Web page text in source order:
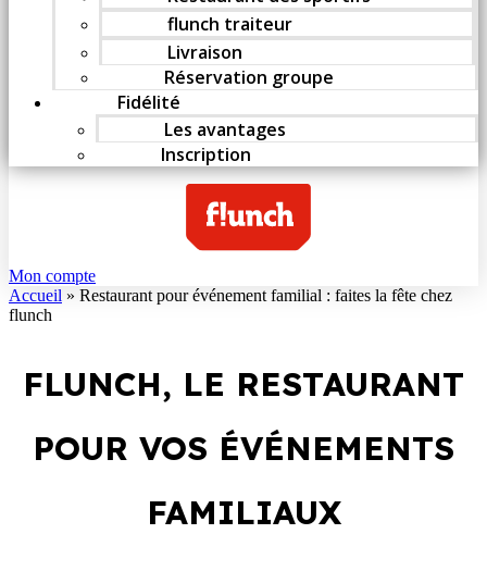
flunch traiteur
Livraison
Réservation groupe
Fidélité
Les avantages
Inscription
Mon compte
Accueil » Restaurant pour événement familial : faites la fête chez
flunch
FLUNCH, LE RESTAURANT
POUR VOS ÉVÉNEMENTS
FAMILIAUX